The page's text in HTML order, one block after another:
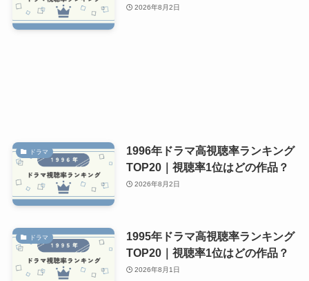
2026年8月2日
ドラマ
1996年ドラマ高視聴率ランキング
TOP20｜視聴率1位はどの作品？
2026年8月2日
ドラマ
1995年ドラマ高視聴率ランキング
TOP20｜視聴率1位はどの作品？
2026年8月1日